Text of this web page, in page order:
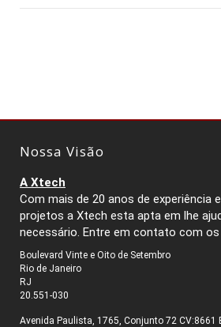
Nossa Visão
A Xtech
Com mais de 20 anos de experiência
projetos a Xtech esta apta em lhe
necessário. Entre em contato com
Boulevard Vinte e Oito de Setembro
Rio de Janeiro
RJ
20.551-030
Avenida Paulista, 1765, Conjunto 72 CV:8661